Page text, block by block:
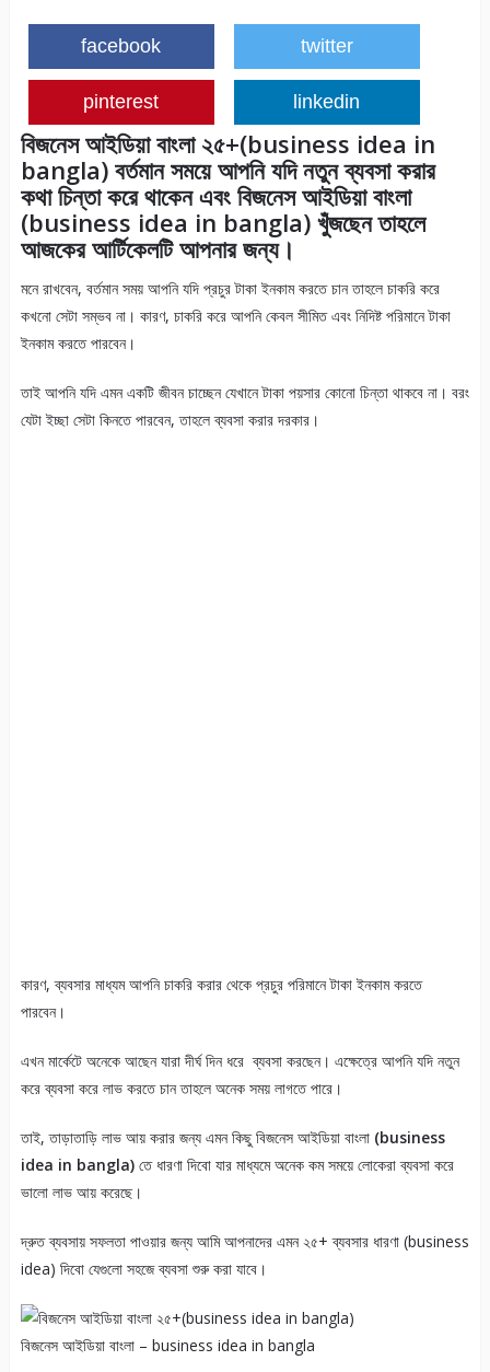
facebook twitter
pinterest linkedin
বিজনেস আইডিয়া বাংলা ২৫+(business idea in
bangla) বর্তমান সময়ে আপনি যদি নতুন ব্যবসা করার
কথা চিন্তা করে থাকেন এবং বিজনেস আইডিয়া বাংলা
(business idea in bangla) খুঁজছেন তাহলে
আজকের আর্টিকেলটি আপনার জন্য।
মনে রাখবেন, বর্তমান সময় আপনি যদি প্রচুর টাকা ইনকাম করতে চান তাহলে চাকরি করে
কখনো সেটা সম্ভব না। কারণ, চাকরি করে আপনি কেবল সীমিত এবং নিদিষ্ট পরিমানে টাকা
ইনকাম করতে পারবেন।
তাই আপনি যদি এমন একটি জীবন চাচ্ছেন যেখানে টাকা পয়সার কোনো চিন্তা থাকবে না। বরং
যেটা ইচ্ছা সেটা কিনতে পারবেন, তাহলে ব্যবসা করার দরকার।
কারণ, ব্যবসার মাধ্যম আপনি চাকরি করার থেকে প্রচুর পরিমানে টাকা ইনকাম করতে
পারবেন।
এখন মার্কেটে অনেকে আছেন যারা দীর্ঘ দিন ধরে ব্যবসা করছেন। এক্ষেত্রে আপনি যদি নতুন
করে ব্যবসা করে লাভ করতে চান তাহলে অনেক সময় লাগতে পারে।
তাই, তাড়াতাড়ি লাভ আয় করার জন্য এমন কিছু বিজনেস আইডিয়া বাংলা (business
idea in bangla)তে ধারণা দিবো যার মাধ্যমে অনেক কম সময়ে লোকেরা ব্যবসা করে
ভালো লাভ আয় করেছে।
দ্রুত ব্যবসায় সফলতা পাওয়ার জন্য আমি আপনাদের এমন ২৫+ ব্যবসার ধারণা (business
idea) দিবো যেগুলো সহজে ব্যবসা শুরু করা যাবে।
বিজনেস আইডিয়া বাংলা – business idea in bangla